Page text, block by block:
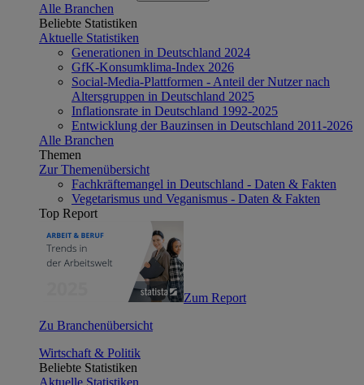
Alle Branchen
Beliebte Statistiken
Aktuelle Statistiken
Generationen in Deutschland 2024
GfK-Konsumklima-Index 2026
Social-Media-Plattformen - Anteil der Nutzer nach
Altersgruppen in Deutschland 2025
Inflationsrate in Deutschland 1992-2025
Entwicklung der Bauzinsen in Deutschland 2011-2026
Alle Branchen
Themen
Zur Themenübersicht
Fachkräftemangel in Deutschland - Daten & Fakten
Vegetarismus und Veganismus - Daten & Fakten
Top Report
Zum Report
Zu Branchenübersicht
Wirtschaft & Politik
Beliebte Statistiken
Aktuelle Statistiken